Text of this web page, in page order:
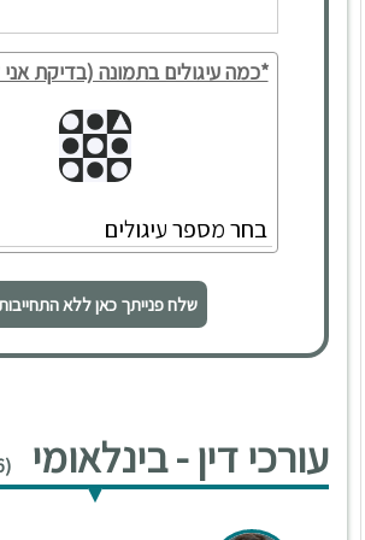
*כמה עיגולים בתמונה (בדיקת אני
שלח פנייתך כאן ללא
עורכי דין - בינלאומי (16 עורכי דין)